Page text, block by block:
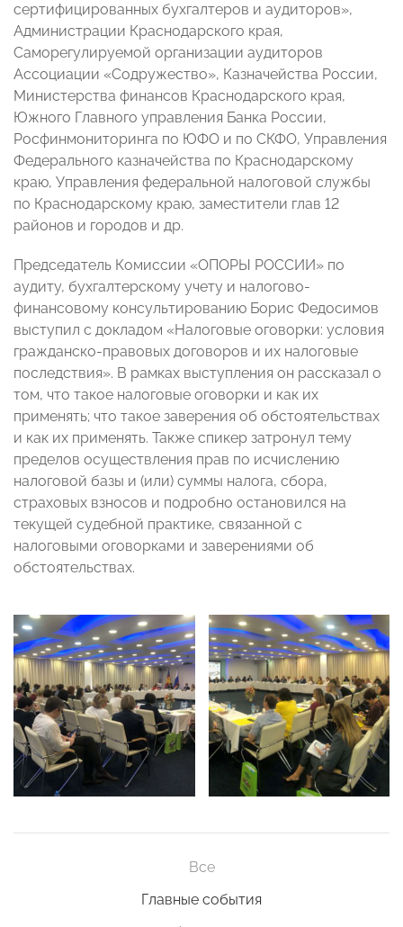
сертифицированных бухгалтеров и аудиторов»,
Администрации Краснодарского края,
Саморегулируемой организации аудиторов
Ассоциации «Содружество», Казначейства России,
Министерства финансов Краснодарского края,
Южного Главного управления Банка России,
Росфинмониторинга по ЮФО и по СКФО, Управления
Федерального казначейства по Краснодарскому
краю, Управления федеральной налоговой службы
по Краснодарскому краю, заместители глав 12
районов и городов и др.
Председатель Комиссии «ОПОРЫ РОССИИ» по
аудиту, бухгалтерскому учету и налогово-
финансовому консультированию Борис Федосимов
выступил с докладом «Налоговые оговорки: условия
гражданско-правовых договоров и их налоговые
последствия». В рамках выступления он рассказал о
том, что такое налоговые оговорки и как их
применять; что такое заверения об обстоятельствах
и как их применять. Также спикер затронул тему
пределов осуществления прав по исчислению
налоговой базы и (или) суммы налога, сбора,
страховых взносов и подробно остановился на
текущей судебной практике, связанной с
налоговыми оговорками и заверениями об
обстоятельствах.
Все
Главные события